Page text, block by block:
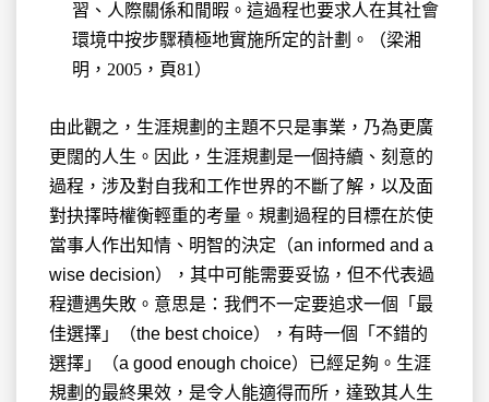
習、人際關係和閒暇。這過程也要求人在其社會
環境中按步驟積極地實施所定的計劃。（梁湘
明，2005，頁81）
由此觀之，生涯規劃的主題不只是事業，乃為更廣
更闊的人生。因此，生涯規劃是一個持續、刻意的
過程，涉及對自我和工作世界的不斷了解，以及面
對抉擇時權衡輕重的考量。規劃過程的目標在於使
當事人作出知情、明智的決定（an informed and a
wise decision），其中可能需要妥協，但不代表過
程遭遇失敗。意思是：我們不一定要追求一個「最
佳選擇」（the best choice），有時一個「不錯的
選擇」（a good enough choice）已經足夠。生涯
規劃的最終果效，是令人能適得而所，達致其人生